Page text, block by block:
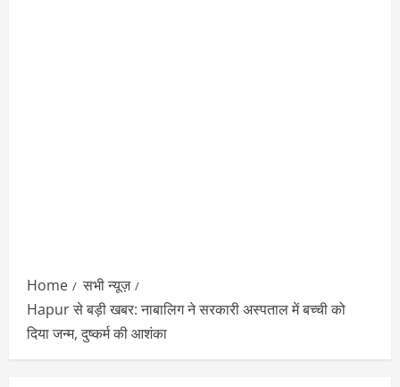
Home
सभी न्यूज़
Hapur से बड़ी खबर: नाबालिग ने सरकारी अस्पताल में बच्ची को
दिया जन्म, दुष्कर्म की आशंका